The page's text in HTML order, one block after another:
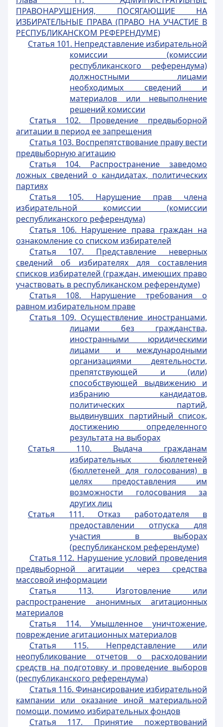
ПРАВОНАРУШЕНИЯ, ПОСЯГАЮЩИЕ НА
ИЗБИРАТЕЛЬНЫЕ ПРАВА (ПРАВО НА УЧАСТИЕ В
РЕСПУБЛИКАНСКОМ РЕФЕРЕНДУМЕ)
Статья 101. Непредставление избирательной
комиссии (комиссии
республиканского референдума)
должностными лицами
необходимых сведений и
материалов или невыполнение
решений комиссии
Статья 102. Проведение предвыборной
агитации в период ее запрещения
Статья 103. Воспрепятствование праву вести
предвыборную агитацию
Статья 104. Распространение заведомо
ложных сведений о кандидатах, политических
партиях
Статья 105. Нарушение прав члена
избирательной комиссии (комиссии
республиканского референдума)
Статья 106. Нарушение права граждан на
ознакомление со списком избирателей
Статья 107. Представление неверных
сведений об избирателях для составления
списков избирателей (граждан, имеющих право
участвовать в республиканском референдуме)
Статья 108. Нарушение требования о
равном избирательном праве
Статья 109. Осуществление иностранцами,
лицами без гражданства,
иностранными юридическими
лицами и международными
организациями деятельности,
препятствующей и (или)
способствующей выдвижению и
избранию кандидатов,
политических партий,
выдвинувших партийный список,
достижению определенного
результата на выборах
Статья 110. Выдача гражданам
избирательных бюллетеней
(бюллетеней для голосования) в
целях предоставления им
возможности голосования за
других лиц
Статья 111. Отказ работодателя в
предоставлении отпуска для
участия в выборах
(республиканском референдуме)
Статья 112. Нарушение условий проведения
предвыборной агитации через средства
массовой информации
Статья 113. Изготовление или
распространение анонимных агитационных
материалов
Статья 114. Умышленное уничтожение,
повреждение агитационных материалов
Статья 115. Непредставление или
неопубликование отчетов о расходовании
средств на подготовку и проведение выборов
(республиканского референдума)
Статья 116. Финансирование избирательной
кампании или оказание иной материальной
помощи, помимо избирательных фондов
Статья 117. Принятие пожертвований